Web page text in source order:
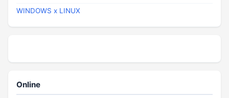
WINDOWS x LINUX
Online